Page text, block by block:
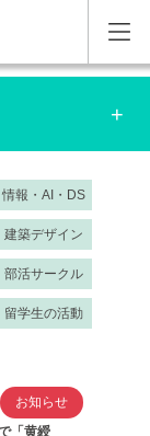
情報・AI・DS
建築デザイン
部活サークル
留学生の活動
「黄綬
お知らせ